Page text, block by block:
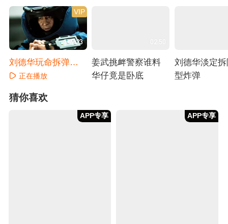
119:23
VIP
刘德华玩命拆弹捍
卫警察荣誉
正在播放
02:50
姜武挑衅警察谁料
华仔竟是卧底
刘德华淡定
型炸弹
猜你喜欢
APP专享 APP专享